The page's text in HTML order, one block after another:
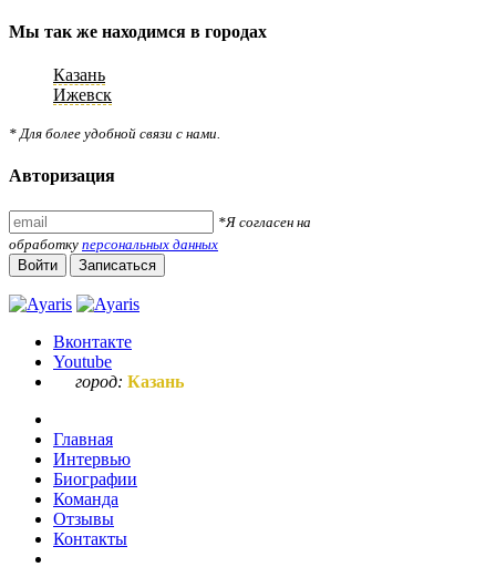
Мы так же находимся в городах
Казань
Ижевск
* Для более удобной связи с нами.
Авторизация
*Я согласен на
обработку персональных данных
Войти
Записаться
Вконтакте
Youtube
город: Казань
Главная
Интервью
Биографии
Команда
Отзывы
Контакты